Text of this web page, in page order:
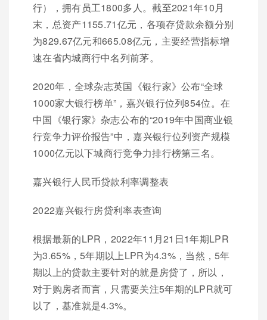
行），拥有员工1800多人。截至2021年10月
末，总资产1155.71亿元，各项存贷款余额分别
为829.67亿元和665.08亿元，主要经营指标增
速在省内城商行中名列前茅。
2020年，全球杂志英国《银行家》公布“全球
1000家大银行榜单”，嘉兴银行位列854位。在
中国《银行家》杂志公布的“2019年中国商业银
行竞争力评价报告”中，嘉兴银行位列资产规模
1000亿元以下城商行竞争力排行榜第三名。
嘉兴银行人民币贷款利率调整表
2022嘉兴银行房贷利率表查询
根据最新的LPR，2022年11月21日1年期LPR
为3.65%，5年期以上LPR为4.3%，当然，5年
期以上的贷款主要针对的就是房贷了，所以，
对于购房者而言，只需要关注5年期的LPR就可
以了，基准就是4.3%。